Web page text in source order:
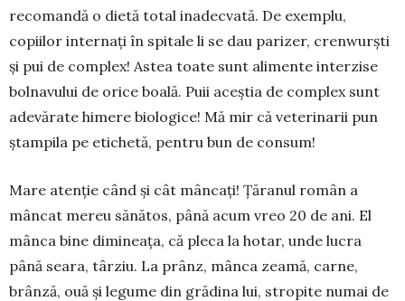
reco­man­dă o dietă total inadecvată. De exem­­plu,
copiilor in­ternaţi în spi­tale li se dau parizer, crenwurşti
şi pui de complex! Astea toate sunt alimente interzise
bol­na­vului de orice boală. Puii aceştia de com­plex sunt
adevărate himere biolo­gice! Mă mir că veterinarii pun
ştam­pila pe etichetă, pentru bun de con­sum!
Mare atenţie când şi cât mân­caţi! Țăranul român a
mâncat mereu sănătos, până acum vreo 20 de ani. El
mânca bine dimineaţa, că pleca la hotar, unde lucra
până seara, târziu. La prânz, mânca zeamă, car­ne,
brân­ză, ouă şi legume din grădina lui, stropite numai de